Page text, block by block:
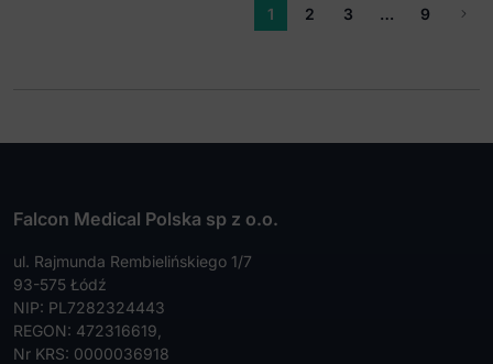
1 2 3 … 9
Falcon Medical Polska sp z o.o.
ul. Rajmunda Rembielińskiego 1/7
93-575 Łódź
NIP: PL7282324443
REGON: 472316619,
Nr KRS: 0000036918